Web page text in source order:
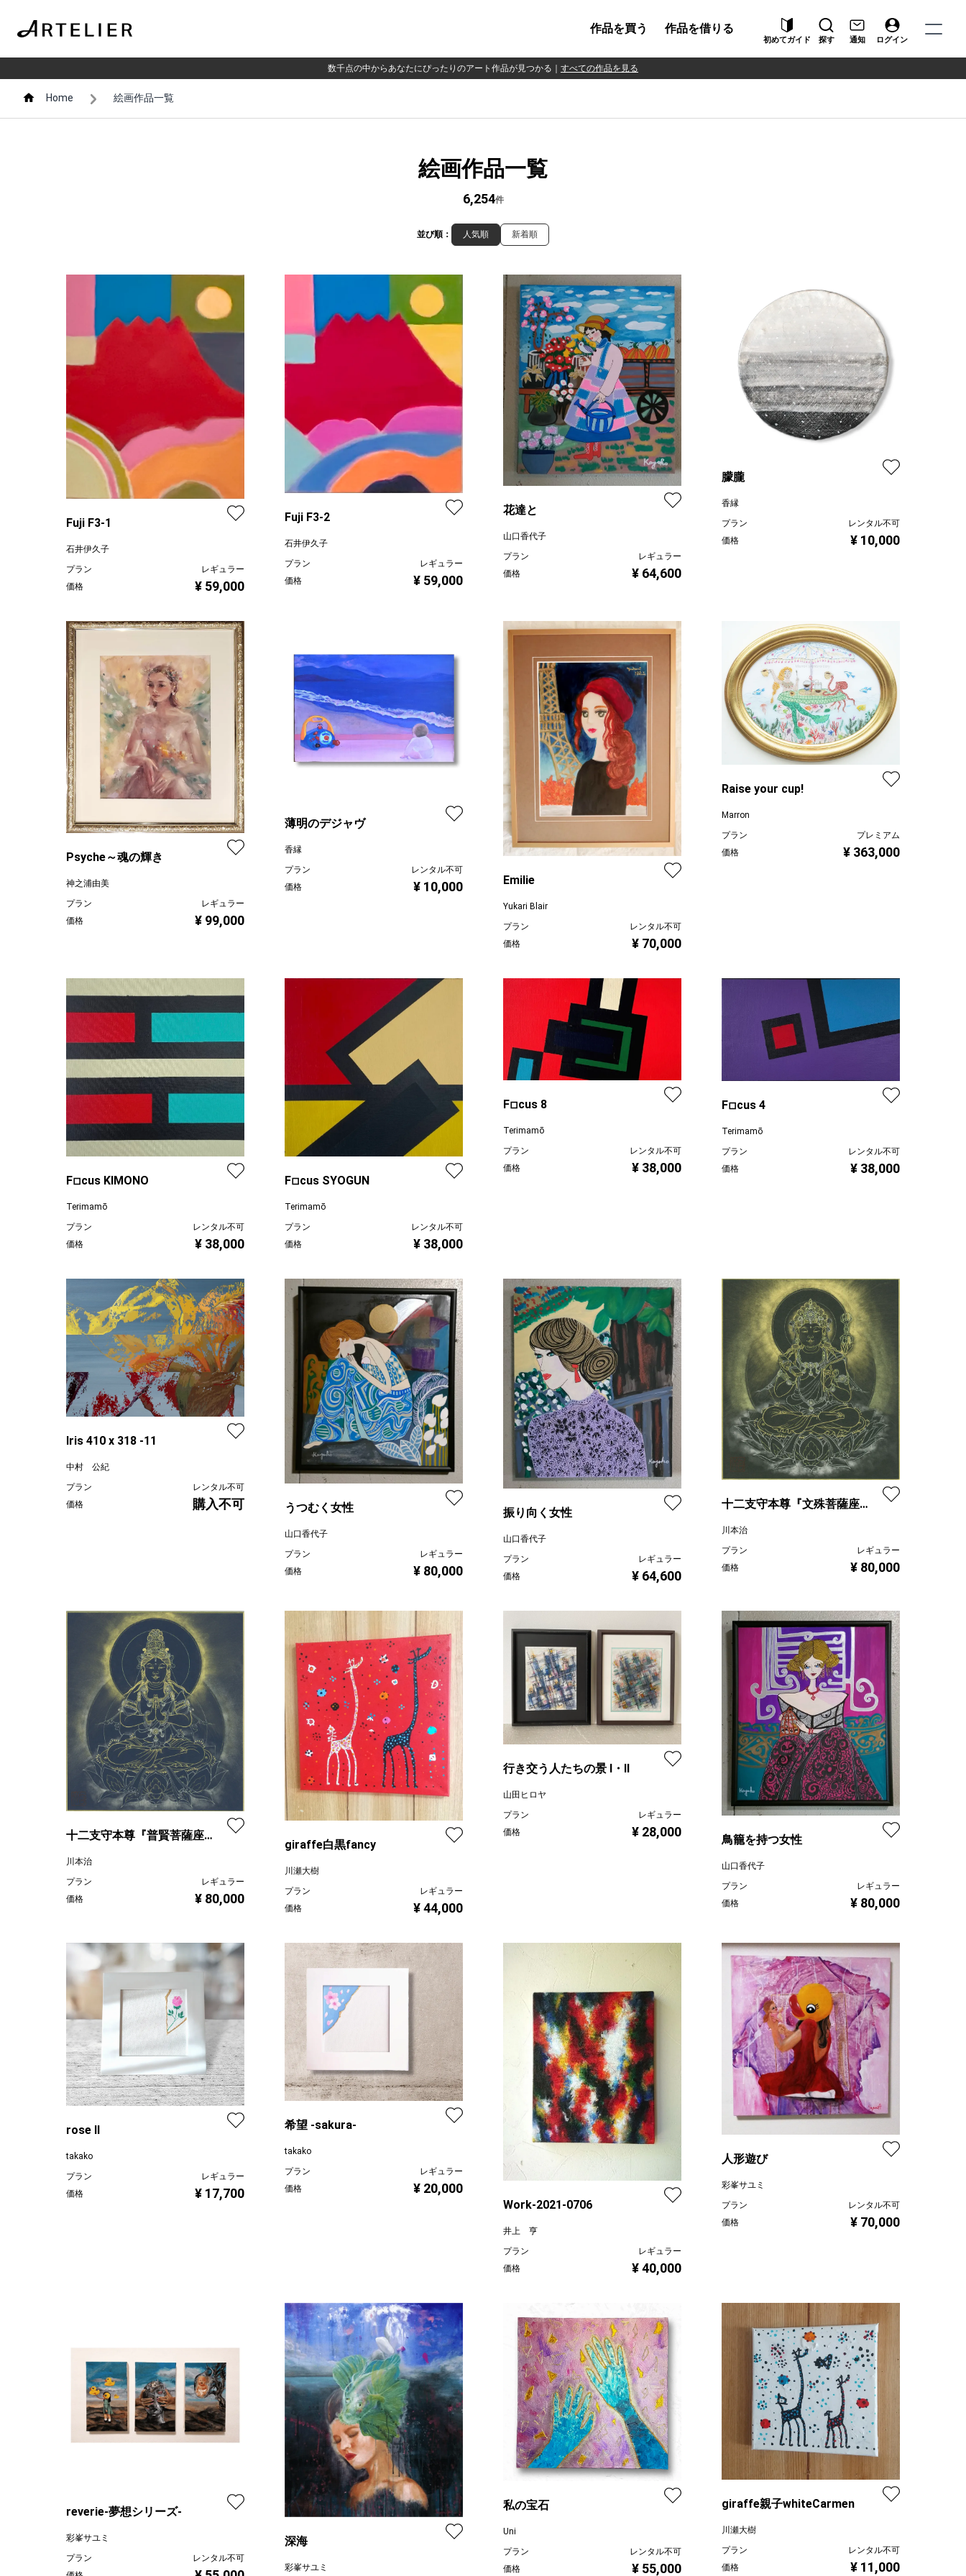
作品を買う 作品を借りる
初めてガイド 探す 通知 ログイン
数千点の中からあなたにぴったりのアート作品が見つかる すべての作品を見る
Home 絵画作品一覧
絵画作品一覧
6,254件
並び順： 人気順 新着順
Fuji F3-1
石井伊久子
プラン
レギュラー
価格
¥ 59,000
Fuji F3-2
石井伊久子
プラン
レギュラー
価格
¥ 59,000
花達と
山口香代子
プラン
レギュラー
価格
¥ 64,600
朦朧
香縁
プラン
レンタル不可
価格
¥ 10,000
Psyche～魂の輝き
神之浦由美
プラン
レギュラー
価格
¥ 99,000
薄明のデジャヴ
香縁
プラン
レンタル不可
価格
¥ 10,000 Emilie
Yukari Blair
プラン
レンタル不可
価格
¥ 70,000
Raise your cup!
Marron
プラン
プレミアム
価格
¥ 363,000
F◽︎cus KIMONO
Terimamō
プラン
レンタル不可
価格
¥ 38,000
F◽︎cus SYOGUN
Terimamō
プラン
レンタル不可
価格
¥ 38,000
F◽︎cus 8
Terimamō
プラン
レンタル不可
価格
¥ 38,000
F◽︎cus 4
Terimamō
プラン
レンタル不可
価格
¥ 38,000
Iris 410 x 318 -11
中村 公紀
プラン
レンタル不可
価格
購入不可 うつむく女性
山口香代子
プラン
レギュラー
価格
¥ 80,000
振り向く女性
山口香代子
プラン
レギュラー
価格
¥ 64,600
十二支守本尊『文殊菩薩座
川本治
プラン
レギュラー
価格
¥ 80,000
十二支守本尊『普賢菩薩座
川本治
プラン
レギュラー
価格
¥ 80,000
giraffe白黒fancy
川瀬大樹
プラン
レギュラー
価格
¥ 44,000
行き交う人たちの景 Ⅰ・Ⅱ
山田ヒロヤ
プラン
レギュラー
価格
¥ 28,000
鳥籠を持つ女性
山口香代子
プラン
レギュラー
価格
¥ 80,000
rose II
takako
プラン
レギュラー
価格
¥ 17,700
希望 -sakura-
takako
プラン
レギュラー
価格
¥ 20,000
Work-2021-0706
井上 亨
プラン
レギュラー
価格
¥ 40,000
人形遊び
彩峯サユミ
プラン
レンタル不可
価格
¥ 70,000
reverie-夢想シリーズ-
彩峯サユミ
プラン
レンタル不可
深海
彩峯サユミ
私の宝石
Uni
プラン
レンタル不可
価格
¥ 55,000
giraffe親子whiteCarmen
川瀬大樹
プラン
レンタル不可
価格
¥ 11,000